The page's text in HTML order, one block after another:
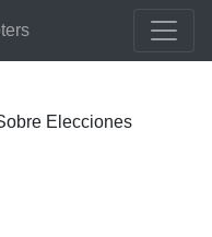
Elecciones